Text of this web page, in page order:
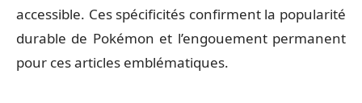
accessible. Ces spécificités confirment la popularité
durable de Pokémon et l’engouement permanent
pour ces articles emblématiques.